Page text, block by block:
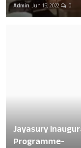
Admin Jun 15, 2022 0
Jayasury
Programme-